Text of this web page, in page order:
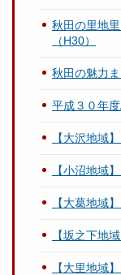
秋田の里地
（H30）
秋田の魅力
平成３０年
【大沢地
【小沼地
【大葛地
【坂之下地
【大里地